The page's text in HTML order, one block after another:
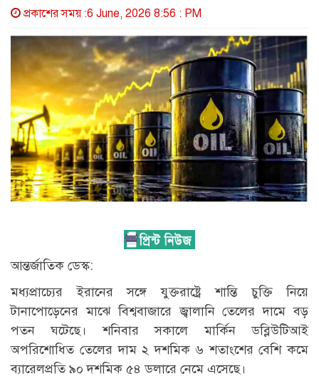
প্রকাশের সময় :6 June, 2026 8:56 : PM
আন্তর্জাতিক ডেস্ক:
মধ্যপ্রাচ্যের ইরানের সঙ্গে যুক্তরাষ্ট্রে শান্তি চুক্তি নিয়ে
টানাপোড়েনের মাঝে বিশ্ববাজারে জ্বালানি তেলের দামে বড়
পতন ঘটেছে। শনিবার সকালে মার্কিন ডব্লিউটিআই
অপরিশোধিত তেলের দাম ২ দশমিক ৬ শতাংশের বেশি কমে
ব্যারেলপ্রতি ৯০ দশমিক ৫৪ ডলারে নেমে এসেছে।